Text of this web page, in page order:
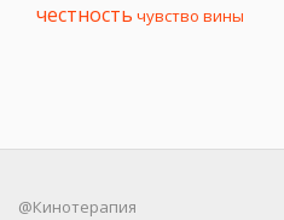
честность чувство вины
@Кинотерапия